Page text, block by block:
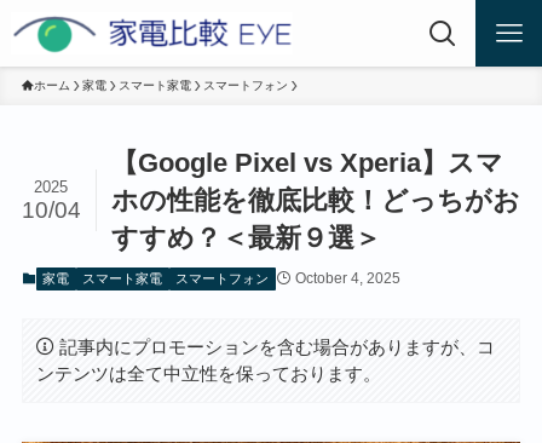
ホーム 家電 スマート家電 スマートフォン
【Google Pixel vs Xperia】スマ
ホの性能を徹底比較！どっちがお
すすめ？＜最新９選＞
2025
10/04
家電 スマート家電 スマートフォン October 4, 2025
記事内にプロモーションを含む場合がありますが、コ
ンテンツは全て中立性を保っております。